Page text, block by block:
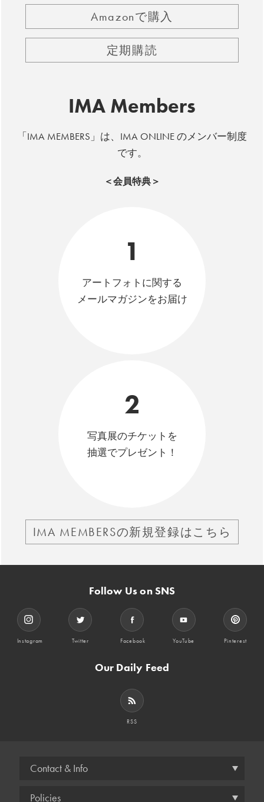
Amazonで購入
定期購読
IMA Members
「IMA MEMBERS」は、IMA ONLINE のメンバー制度
です。
＜会員特典＞
1
アートフォトに関する
メールマガジンをお届け
2
写真展のチケットを
抽選でプレゼント！
IMA MEMBERSの新規登録はこちら
Follow Us on SNS
Instagram Twitter Facebook YouTube Pinterest
Our Daily Feed
RSS
Contact & Info
Policies